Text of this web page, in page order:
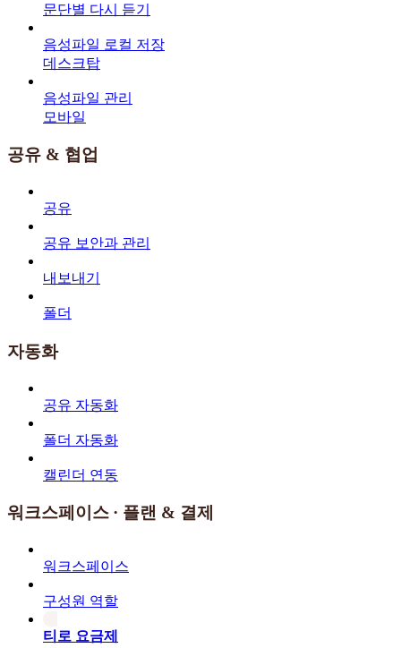
문단별 다시 듣기
음성파일 로컬 저장
데스크탑
음성파일 관리
모바일
공유 & 협업
공유
공유 보안과 관리
내보내기
폴더
자동화
공유 자동화
폴더 자동화
캘린더 연동
워크스페이스 · 플랜 & 결제
워크스페이스
구성원 역할
티로 요금제